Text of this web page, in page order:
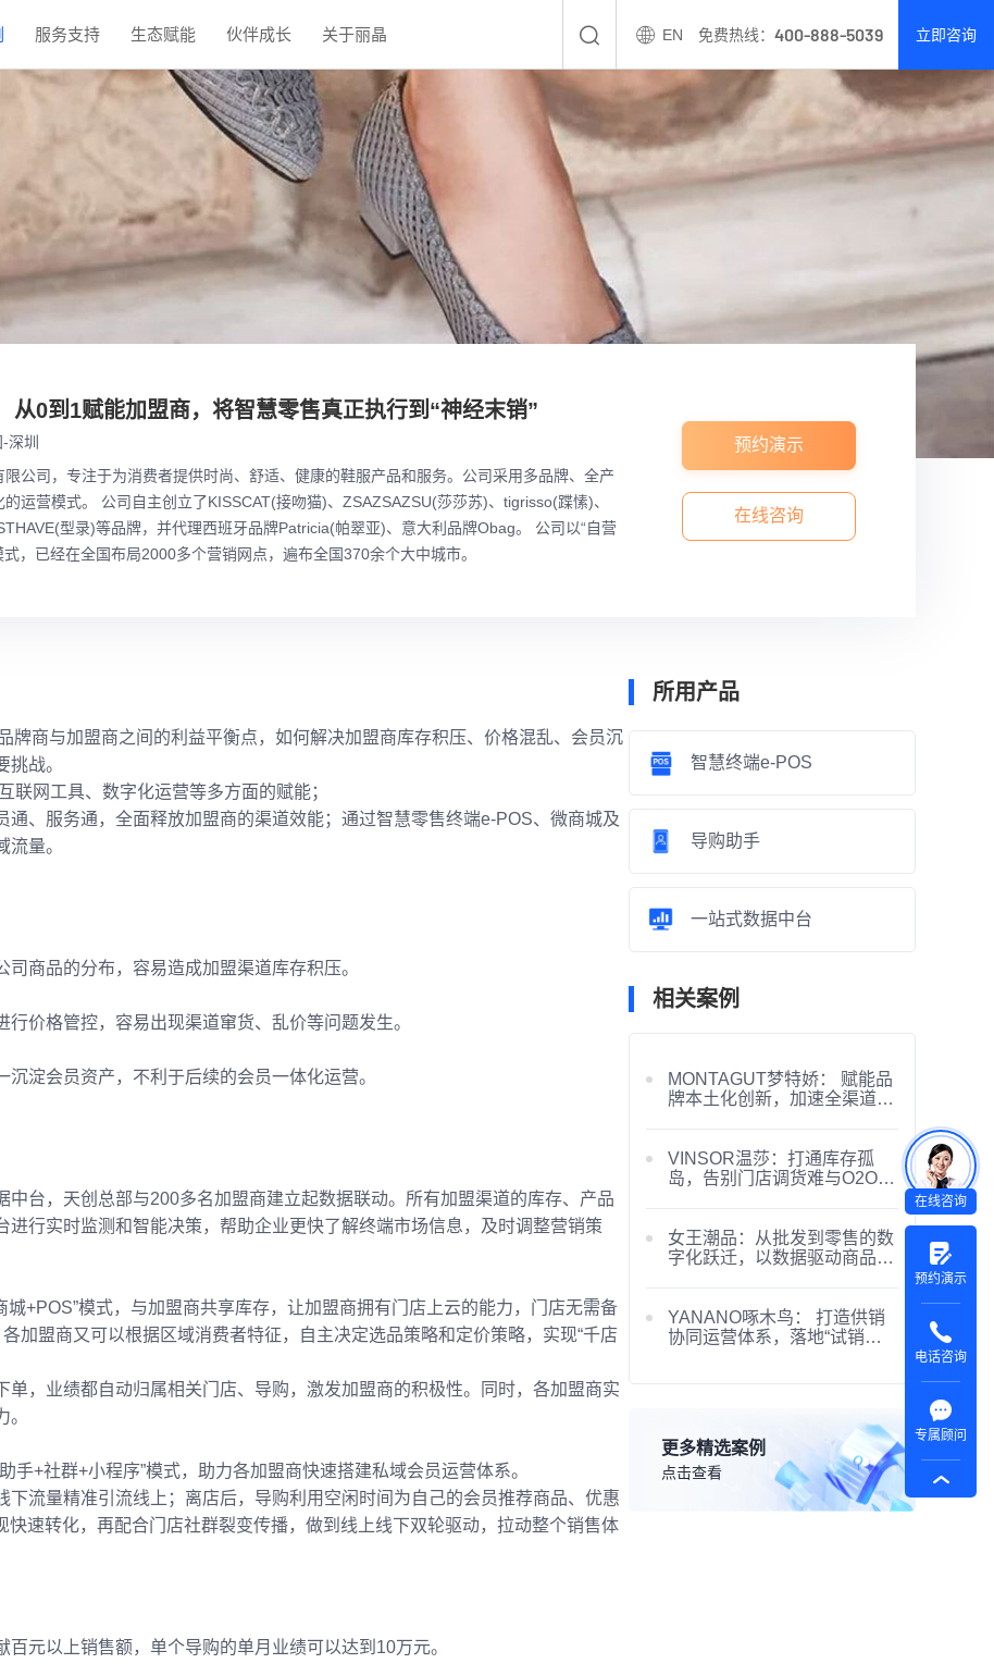
立即咨询
免费热线： 400-888-5039
EN
服务支持 生态赋能 伙伴成长 关于丽晶
从0到1赋能加盟商，将智慧零售真正执行到“神经末销”
深圳
限公司，专注于为消费者提供时尚、舒适、健康的鞋服产品和服务。公司采用多品牌、全产
的运营模式。 公司自主创立了KISSCAT(接吻猫)、ZSAZSAZSU(莎莎苏)、tigrisso(蹀愫)、
型录)等品牌，并代理西班牙品牌Patricia(帕翠亚)、意大利品牌Obag。 公司以“自营
式，已经在全国布局2000多个营销网点，遍布全国370余个大中城市。
预约演示
在线咨询
牌商与加盟商之间的利益平衡点，如何解决加盟商库存积压、价格混乱、会员沉
战。
网工具、数字化运营等多方面的赋能；
、服务通，全面释放加盟商的渠道效能；通过智慧零售终端e-POS、微商城及
量。
商品的分布，容易造成加盟渠道库存积压。
价格管控，容易出现渠道窜货、乱价等问题发生。
淀会员资产，不利于后续的会员一体化运营。
台，天创总部与200多名加盟商建立起数据联动。所有加盟渠道的库存、产品
进行实时监测和智能决策，帮助企业更快了解终端市场信息，及时调整营销策
+POS”模式，与加盟商共享库存，让加盟商拥有门店上云的能力，门店无需备
加盟商又可以根据区域消费者特征，自主决定选品策略和定价策略，实现“千店
，业绩都自动归属相关门店、导购，激发加盟商的积极性。同时，各加盟商实
手+社群+小程序”模式，助力各加盟商快速搭建私域会员运营体系。
流量精准引流线上；离店后，导购利用空闲时间为自己的会员推荐商品、优惠
快速转化，再配合门店社群裂变传播，做到线上线下双轮驱动，拉动整个销售体
元以上销售额，单个导购的单月业绩可以达到10万元。
所用产品
智慧终端e-POS
导购助手
一站式数据中台
相关案例
MONTAGUT梦特娇： 赋能品
牌本土化创新，加速全渠道销
VINSOR温莎：打通库存孤
岛，告别门店调货难与O2O割
女王潮品：从批发到零售的数
字化跃迁，以数据驱动商品采
YANANO啄木鸟： 打造供销
协同运营体系，落地“试销快
更多精选案例
点击查看
在线咨询
预约演示
电话咨询
专属顾问